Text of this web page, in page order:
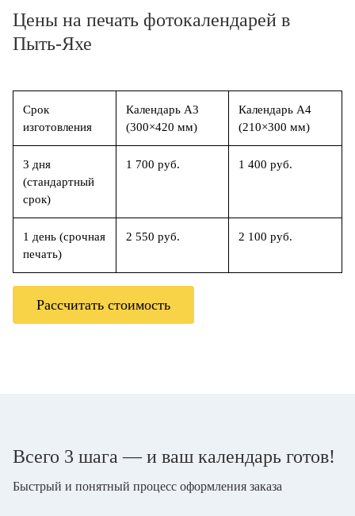
Цены на печать фотокалендарей в
Пыть-Яхе
Срок
изготовления
Календарь А3
(300×420 мм)
Календарь А4
(210×300 мм)
3 дня
(стандартный
срок)
1 700 руб. 1 400 руб.
1 день (срочная
печать)
2 550 руб. 2 100 руб.
Рассчитать стоимость
Всего 3 шага — и ваш календарь готов!
Быстрый и понятный процесс оформления заказа